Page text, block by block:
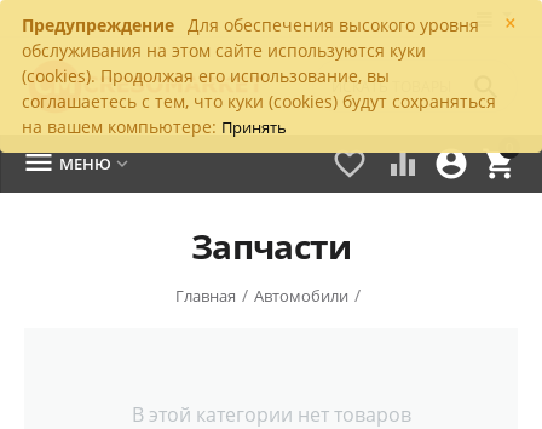
×
Предупреждение Для обеспечения высокого уровня
обслуживания на этом сайте используются куки
(cookies). Продолжая его использование, вы
соглашаетесь с тем, что куки (cookies) будут сохраняться
на вашем компьютере: Принять


 
 МЕНЮ 
Запчасти
Главная / Автомобили /
В этой категории нет товаров